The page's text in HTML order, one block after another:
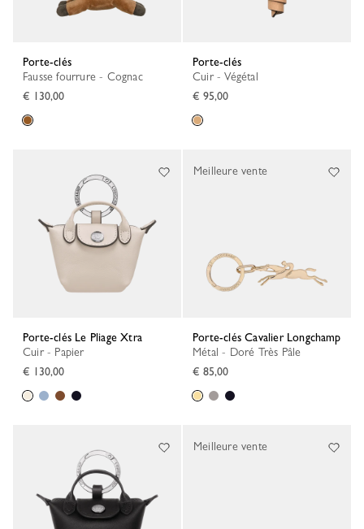
Porte-clés
Fausse fourrure - Cognac
€ 130,00
Porte-clés
Cuir - Végétal
€ 95,00
Porte-clés Le Pliage Xtra
Cuir - Papier
€ 130,00
Porte-clés Cavalier Longchamp
Métal - Doré Très Pâle
€ 85,00
Meilleure vente
Meilleure vente